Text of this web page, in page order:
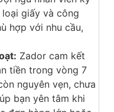
giấy và công
hợp với nhu cầu,
Zador cam kết
tiền trong vòng 7
nguyên vẹn, chưa
bạn yên tâm khi